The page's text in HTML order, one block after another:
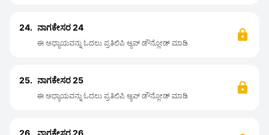
24. ನಾಗಕೇಸರ 24
ಈ ಅಧ್ಯಾಯವನ್ನು ಓದಲು ಪ್ರತಿಲಿಪಿ ಆ್ಯಪ್ ಡೌನ್ಲೋಡ್ ಮಾಡಿ
25. ನಾಗಕೇಸರ 25
ಈ ಅಧ್ಯಾಯವನ್ನು ಓದಲು ಪ್ರತಿಲಿಪಿ ಆ್ಯಪ್ ಡೌನ್ಲೋಡ್ ಮಾಡಿ
26. ನಾಗಕೇಸರ 26